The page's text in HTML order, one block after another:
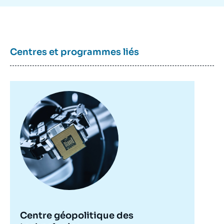
Centres et programmes liés
principale
Centre géopolitique des